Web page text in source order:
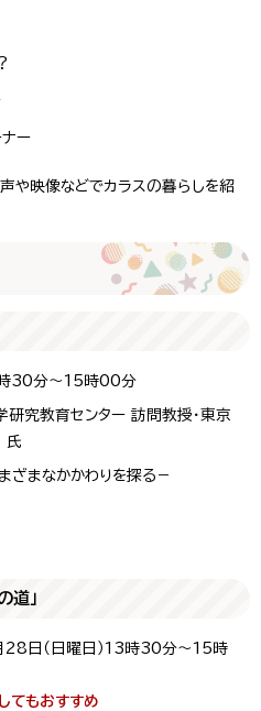
ー
や映像などでカラスの暮らしを紹
時30分～15時00分
究教育センター 訪問教授・東京
氏
ざまなかかわりを探る－
道」
日（日曜日）13時30分～15時
てもおすすめ